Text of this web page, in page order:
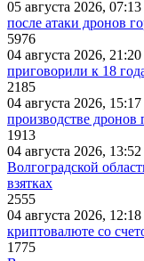
05 августа 2026, 07:13
после атаки дронов
5976
04 августа 2026, 21:20
приговорили к 18
2185
04 августа 2026, 15:17
производстве
1913
04 августа 2026, 13:52
Волгоградской
взятках
2555
04 августа 2026, 12:18
криптовалюте со
1775